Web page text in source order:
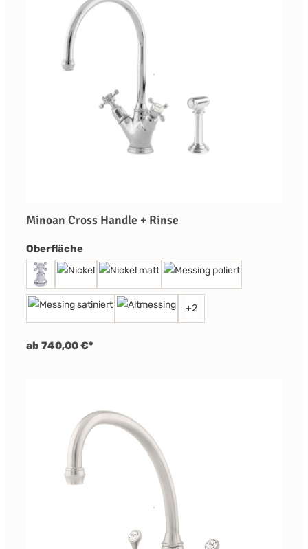
Minoan Cross Handle + Rinse
Oberflächeauswählen
+2
ab 740,00 €*